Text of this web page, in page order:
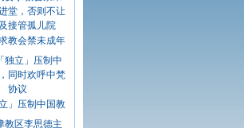
教会禁未成年
」压制中国教